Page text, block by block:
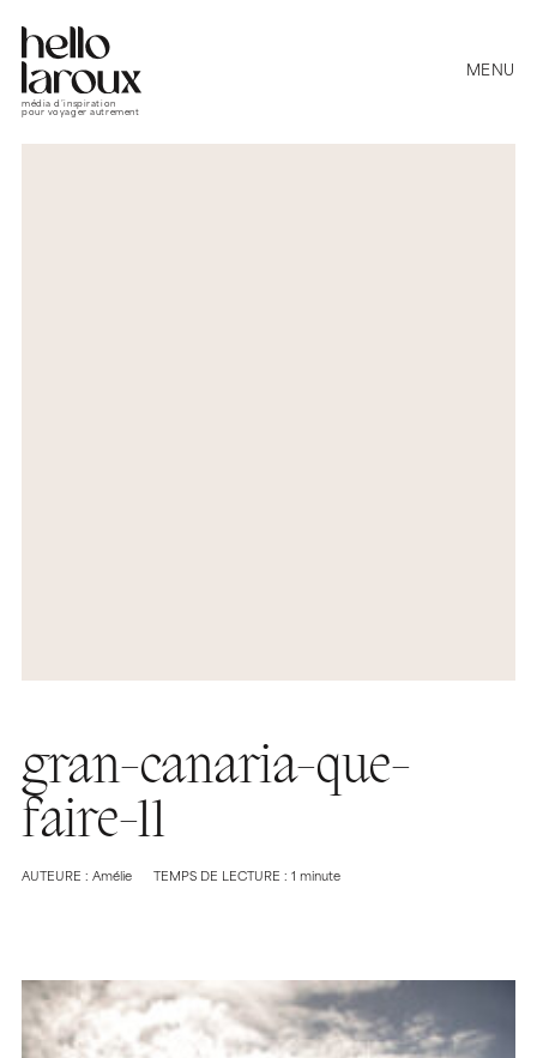
média d’inspiration
pour voyager autrement
MENU
gran-canaria-que-
faire-11
AUTEURE : Amélie TEMPS DE LECTURE : 1 minute